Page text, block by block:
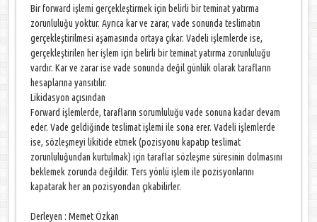
Bir forward işlemi gerçekleştirmek için belirli bir teminat yatırma
zorunluluğu yoktur. Ayrıca kar ve zarar, vade sonunda teslimatın
gerçekleştirilmesi aşamasında ortaya çıkar. Vadeli işlemlerde ise,
gerçekleştirilen her işlem için belirli bir teminat yatırma zorunluluğu
vardır. Kar ve zarar ise vade sonunda değil günlük olarak tarafların
hesaplarına yansıtılır.
Likidasyon açısından
Forward işlemlerde, tarafların sorumluluğu vade sonuna kadar devam
eder. Vade geldiğinde teslimat işlemi ile sona erer. Vadeli işlemlerde
ise, sözleşmeyi likitide etmek (pozisyonu kapatıp teslimat
zorunluluğundan kurtulmak) için taraflar sözleşme süresinin dolmasını
beklemek zorunda değildir. Ters yönlü işlem ile pozisyonlarını
kapatarak her an pozisyondan çıkabilirler.
Derleyen : Memet Özkan